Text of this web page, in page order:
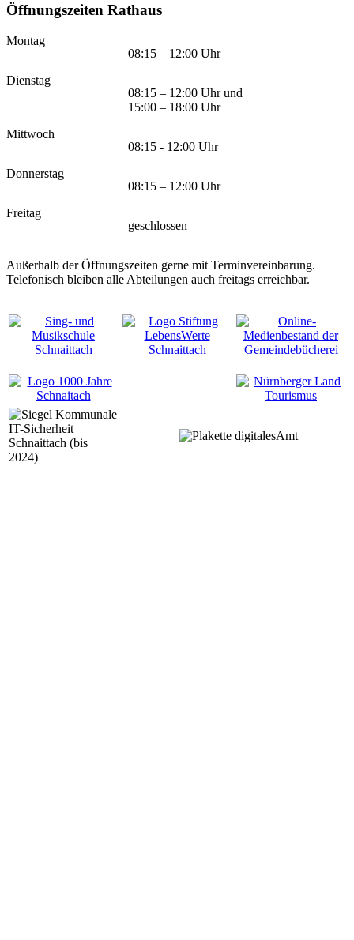
Öffnungszeiten Rathaus
Montag
08:15 – 12:00 Uhr
Dienstag
08:15 – 12:00 Uhr und
15:00 – 18:00 Uhr
Mittwoch
08:15 - 12:00 Uhr
Donnerstag
08:15 – 12:00 Uhr
Freitag
geschlossen
Außerhalb der Öffnungszeiten gerne mit Terminvereinbarung.
Telefonisch bleiben alle Abteilungen auch freitags erreichbar.